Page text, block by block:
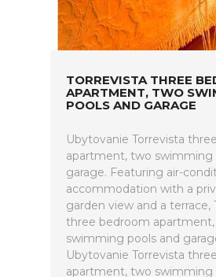
TORREVISTA THREE
APARTMENT, TWO
POOLS AND GARAGE
Ubytovanie Torrevista
apartment, two swimming
garage. Featuring air-
accommodation with a
garden view and a terrace,
three bedroom
swimming pools and
Ubytovanie Torrevista
apartment, two swimming